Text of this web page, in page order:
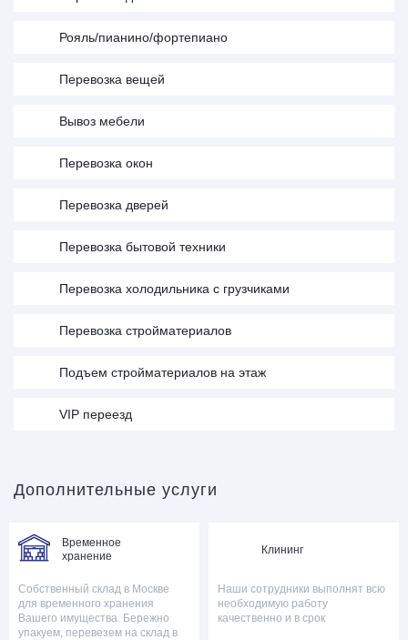
Рояль/пианино/фортепиано
Перевозка вещей
Вывоз мебели
Перевозка окон
Перевозка дверей
Перевозка бытовой техники
Перевозка холодильника с грузчиками
Перевозка стройматериалов
Подъем стройматериалов на этаж
VIP переезд
Дополнительные услуги
Временное
хранение
Собственный склад в Москве
для временного хранения
Вашего имущества. Бережно
упакуем, перевезем на склад в
Клининг
Наши сотрудники выполнят всю
необходимую работу
качественно и в срок